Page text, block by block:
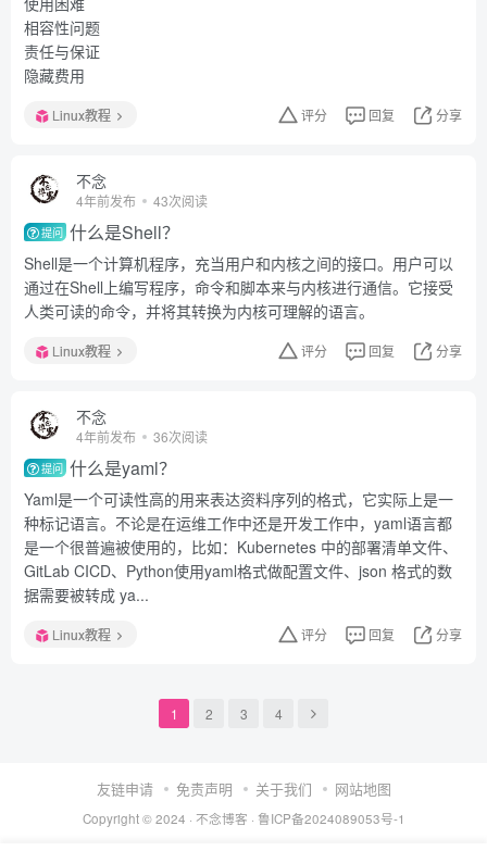
相容性问题
责任与保证
隐藏费用
Linux教程 评分 回复 分享
不念
4年前发布 43次阅读
提问 什么是Shell？
Shell是一个计算机程序，充当用户和内核之间的接口。用户可以
通过在Shell上编写程序，命令和脚本来与内核进行通信。它接受
人类可读的命令，并将其转换为内核可理解的语言。
Linux教程 评分 回复 分享
不念
4年前发布 36次阅读
提问 什么是yaml？
Yaml是一个可读性高的用来表达资料序列的格式，它实际上是一
种标记语言。不论是在运维工作中还是开发工作中，yaml语言都
是一个很普遍被使用的，比如：Kubernetes 中的部署清单文件、
GitLab CICD、Python使用yaml格式做配置文件、json 格式的数
据需要被转成 ya...
Linux教程 评分 回复 分享
1 2 3 4
友链申请 免责声明 关于我们 网站地图
Copyright © 2024 · 不念博客 · 鲁ICP备2024089053号-1